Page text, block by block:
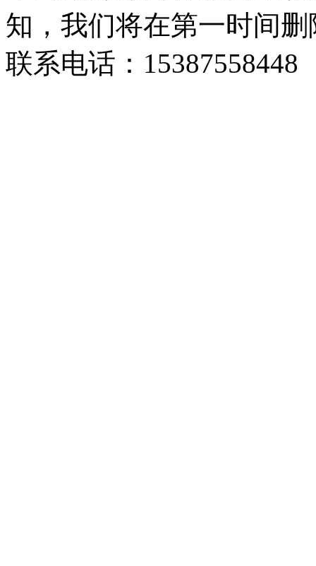
知，我们将在第一时间
联系电话：15387558448